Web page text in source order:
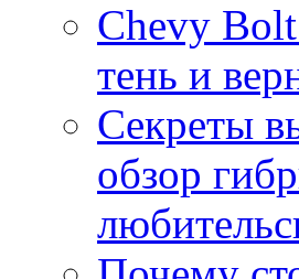
Chevy
тень и
Секреты
обзор